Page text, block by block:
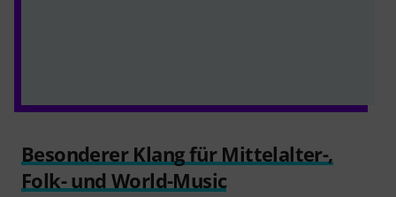
Besonderer Klang für Mittelalter-,
Folk- und World-Music